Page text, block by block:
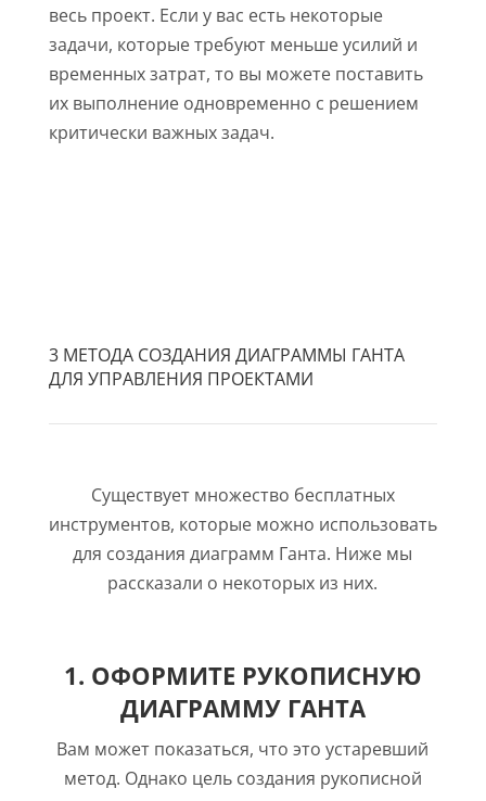
весь проект. Если у вас есть некоторые
задачи, которые требуют меньше усилий и
временных затрат, то вы можете поставить
их выполнение одновременно с решением
критически важных задач.
3 МЕТОДА СОЗДАНИЯ ДИАГРАММЫ ГАНТА
ДЛЯ УПРАВЛЕНИЯ ПРОЕКТАМИ
Существует множество бесплатных
инструментов, которые можно использовать
для создания диаграмм Ганта. Ниже мы
рассказали о некоторых из них.
1. ОФОРМИТЕ РУКОПИСНУЮ
ДИАГРАММУ ГАНТА
Вам может показаться, что это устаревший
метод. Однако цель создания рукописной